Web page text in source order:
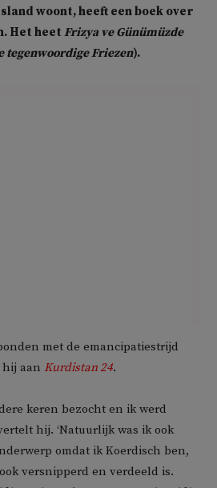
woont, heeft een boek over
Het heet Frizya ve Günümüzde
tegenwoordige Friezen).
met de emancipatiestrijd
aan Kurdistan 24.
keren bezocht en ik werd
hij. ‘Natuurlijk was ik ook
omdat ik Koerdisch ben,
versnipperd en verdeeld is.